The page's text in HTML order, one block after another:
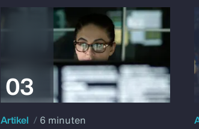
Artikel 6 minuten